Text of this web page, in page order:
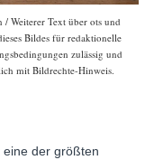
Weiterer Text über ots und
Bildes für redaktionelle
zulässig und
mit Bildrechte-Hinweis.
eine der größten